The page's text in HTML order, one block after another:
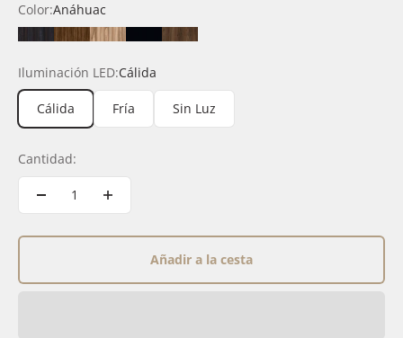
Color:Anáhuac
AnáhuacDurangoLatte NegroRioja
Iluminación LED:Cálida
Cálida Fría Sin Luz
Cantidad:
Añadir a la cesta